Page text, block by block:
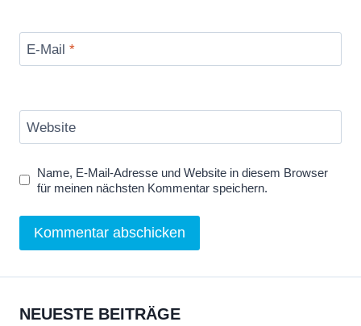
E-Mail *
Website
Name, E-Mail-Adresse und Website in diesem Browser
für meinen nächsten Kommentar speichern.
NEUESTE BEITRÄGE